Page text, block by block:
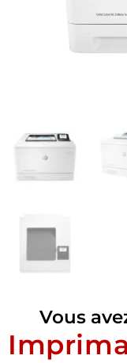
Vous